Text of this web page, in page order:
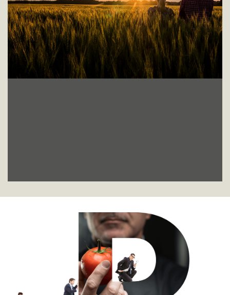
poursuite de l'excellence, l'amélioration continue
et l'honnêteté envers nos parties prenantes : des
fournisseurs aux clients en passant par la
valorisation de l'ensemble des personnes et des
territoires qui collaborent avec nous.
Vision
Devenir la référence en matière de qualité
d'innovation dans la production et la sélection
spécialités alimentaires pour le monde
de la
restauration moderne, en créant de la valeur
nos parties prenantes.